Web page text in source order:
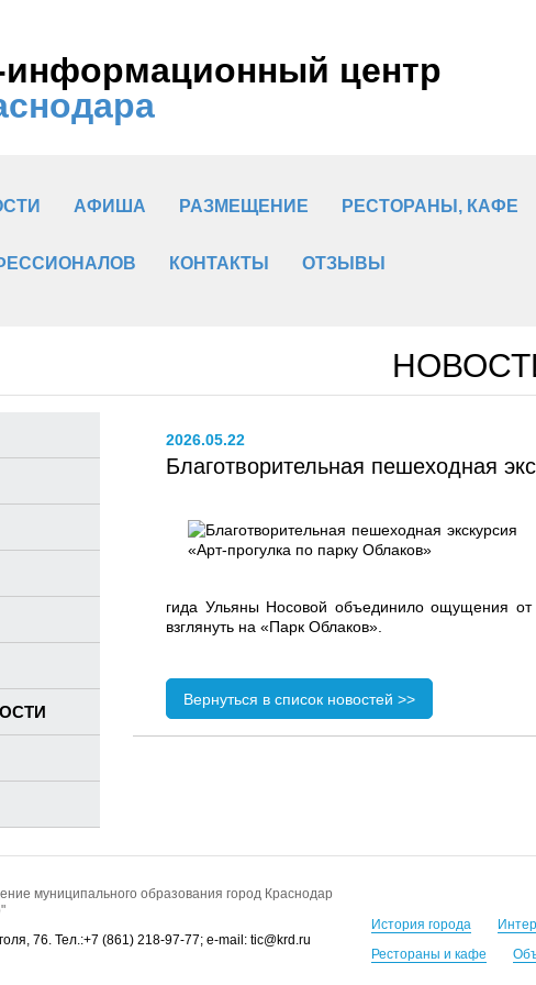
информационный центр
АФИША РАЗМЕЩЕНИЕ РЕСТОРАНЫ, КАФЕ
КОНТАКТЫ ОТЗЫВЫ
2026.05.22
Благотворительная пешеходная
гида Ульяны Носовой объединило ощущения от
взглянуть на «Парк Облаков».
Вернуться в список новостей >>
История города
Рестораны и кафе
муниципального образования город Краснодар
76. Тел.:+7 (861) 218-97-77; e-mail: tic@krd.ru